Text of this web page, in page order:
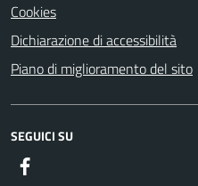
Cookies
Dichiarazione di accessibilità
Piano di miglioramento del sito
SEGUICI SU